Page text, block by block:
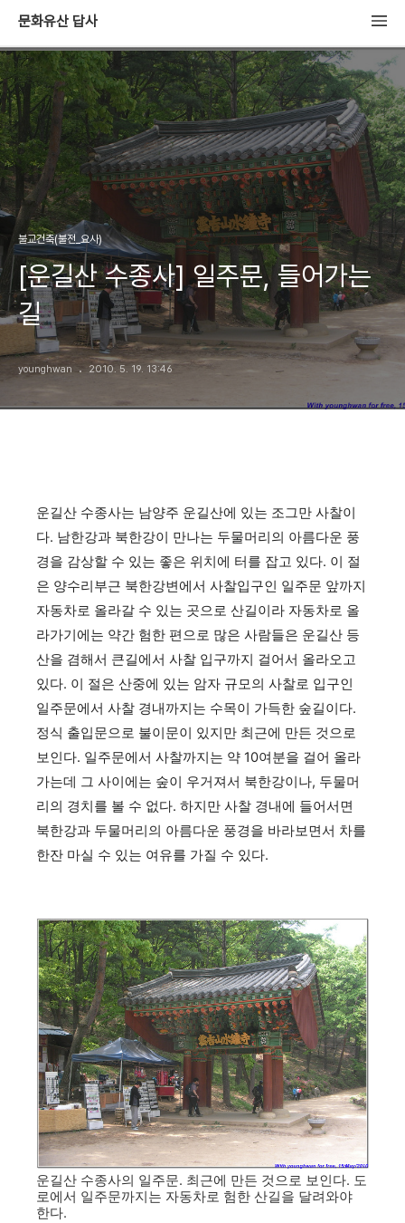
문화유산 답사
불교건축(불전_요사)
[운길산 수종사] 일주문, 들어가는
길
younghwan 2010. 5. 19. 13:46
운길산 수종사는 남양주 운길산에 있는 조그만 사찰이
다. 남한강과 북한강이 만나는 두물머리의 아름다운 풍
경을 감상할 수 있는 좋은 위치에 터를 잡고 있다. 이 절
은 양수리부근 북한강변에서 사찰입구인 일주문 앞까지
자동차로 올라갈 수 있는 곳으로 산길이라 자동차로 올
라가기에는 약간 험한 편으로 많은 사람들은 운길산 등
산을 겸해서 큰길에서 사찰 입구까지 걸어서 올라오고
있다. 이 절은 산중에 있는 암자 규모의 사찰로 입구인
일주문에서 사찰 경내까지는 수목이 가득한 숲길이다.
정식 출입문으로 불이문이 있지만 최근에 만든 것으로
보인다. 일주문에서 사찰까지는 약 10여분을 걸어 올라
가는데 그 사이에는 숲이 우거져서 북한강이나, 두물머
리의 경치를 볼 수 없다. 하지만 사찰 경내에 들어서면
북한강과 두물머리의 아름다운 풍경을 바라보면서 차를
한잔 마실 수 있는 여유를 가질 수 있다.
운길산 수종사의 일주문. 최근에 만든 것으로 보인다. 도
로에서 일주문까지는 자동차로 험한 산길을 달려와야
한다.